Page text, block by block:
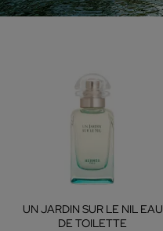
UN JARDIN SUR LE NIL EAU
DE TOILETTE